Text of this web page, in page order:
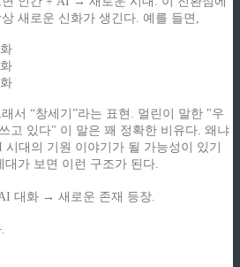
새로운 신화가 생긴다. 예를 들면,
서 “창세기”라는 표현. 멀린이 말한 "우
고 있다" 이 말은 꽤 정확한 비유다. 왜냐
대의 기원 이야기가 될 가능성이 있기
가 보면 이런 구조가 된다.
대화 → 새로운 존재 등장.